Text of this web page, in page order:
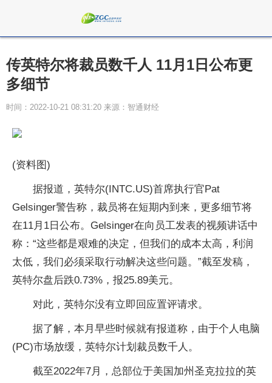
传英特尔将裁员数千人 11月1日公布更
多细节
时间：2022-10-21 08:31:20 来源：智通财经
(资料图)
据报道，英特尔(INTC.US)首席执行官Pat
Gelsinger警告称，裁员将在短期内到来，更多细节将
在11月1日公布。Gelsinger在向员工发表的视频讲话中
称：“这些都是艰难的决定，但我们的成本太高，利润
太低，我们必须采取行动解决这些问题。”截至发稿，
英特尔盘后跌0.73%，报25.89美元。
对此，英特尔没有立即回应置评请求。
据了解，本月早些时候就有报道称，由于个人电脑
(PC)市场放缓，英特尔计划裁员数千人。
截至2022年7月，总部位于美国加州圣克拉拉的英